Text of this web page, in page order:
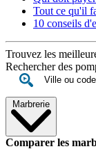
Tout ce qu'il
10 conseils
Trouvez les
Rechercher des
Marbrerie
Comparer les